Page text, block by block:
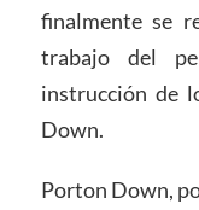
finalmente se
trabajo del
instrucción de
Down.
Porton Down,